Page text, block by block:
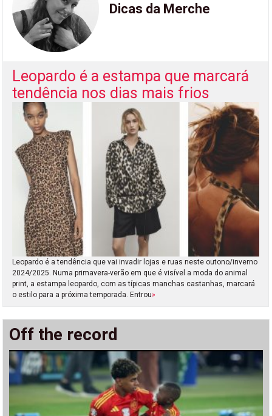
Dicas da Merche
Leopardo é a estampa que marcará
tendência nos dias mais frios
Leopardo é a tendência que vai invadir lojas e ruas neste outono/inverno
2024/2025. Numa primavera-verão em que é visível a moda do animal
print, a estampa leopardo, com as típicas manchas castanhas, marcará
o estilo para a próxima temporada. Entrou»
Off the record